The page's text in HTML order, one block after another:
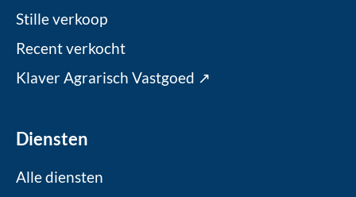
Stille verkoop
Recent verkocht
Klaver Agrarisch Vastgoed ↗
Diensten
Alle diensten